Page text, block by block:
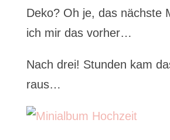
Deko? Oh je, das nächste
ich mir das vorher…
Nach drei! Stunden kam
raus…